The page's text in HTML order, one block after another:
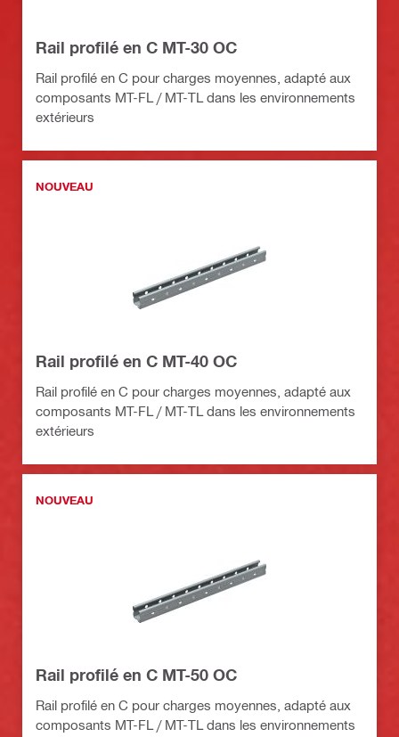
Rail profilé en C MT-30 OC
Rail profilé en C pour charges moyennes, adapté aux
composants MT-FL / MT-TL dans les environnements
extérieurs
NOUVEAU
Rail profilé en C MT-40 OC
Rail profilé en C pour charges moyennes, adapté aux
composants MT-FL / MT-TL dans les environnements
extérieurs
NOUVEAU
Rail profilé en C MT-50 OC
Rail profilé en C pour charges moyennes, adapté aux
composants MT-FL / MT-TL dans les environnements